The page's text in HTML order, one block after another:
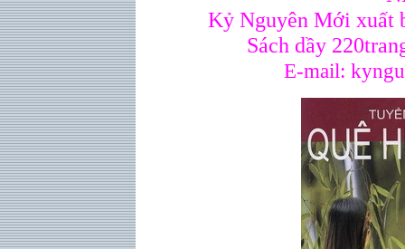
Kỷ Nguyên Mới xuất
Sách dầy
E-mail: